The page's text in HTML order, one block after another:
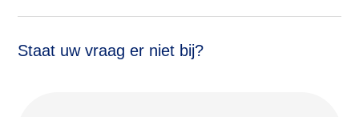
Staat uw vraag er niet bij?